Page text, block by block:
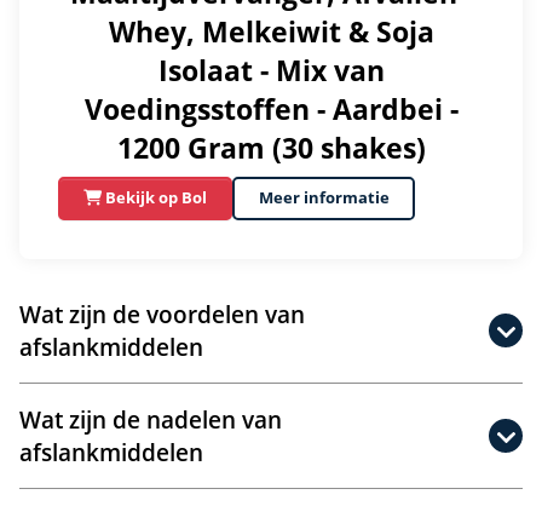
Whey, Melkeiwit & Soja
Isolaat - Mix van
Voedingsstoffen - Aardbei -
1200 Gram (30 shakes)
Bekijk op Bol Meer informatie
Wat zijn de voordelen van
afslankmiddelen
Wat zijn de nadelen van
afslankmiddelen